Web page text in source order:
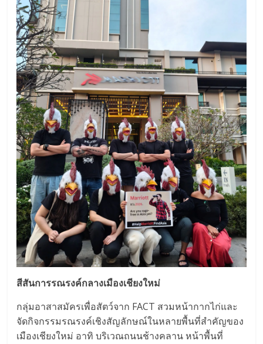
สีสันการรณรงค์กลางเมืองเชียงใหม่
กลุ่มอาสาสมัครเพื่อสัตว์จาก FACT สวมหน้ากากไก่และ
จัดกิจกรรมรณรงค์เชิงสัญลักษณ์ในหลายพื้นที่สำคัญของ
เมืองเชียงใหม่ อาทิ บริเวณถนนช้างคลาน หน้าพื้นที่